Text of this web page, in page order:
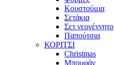
Κουστούμια
Σετάκια
Σετ νεογέννητο
Παπούτσια
ΚΟΡΙΤΣΙ
Christmas
Μπουφάν